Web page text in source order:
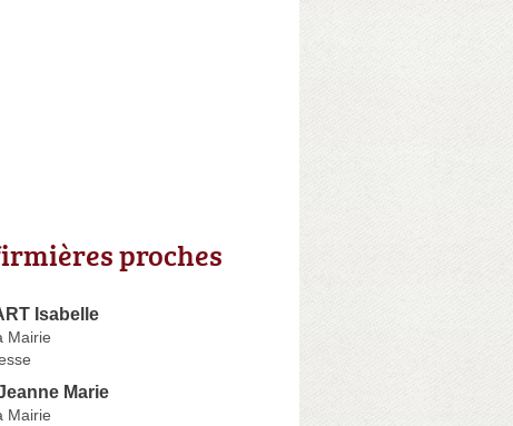
proches
Isabelle
Mairie
Marie
Mairie